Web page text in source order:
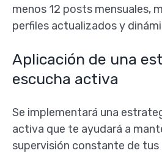
menos 12 posts mensuales,
perfiles actualizados y
Aplicación de una
escucha activa
Se implementará una
activa que te ayudará a
supervisión constante de tus